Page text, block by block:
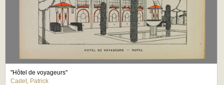
"Hôtel de voyageurs"
Cadet, Patrick